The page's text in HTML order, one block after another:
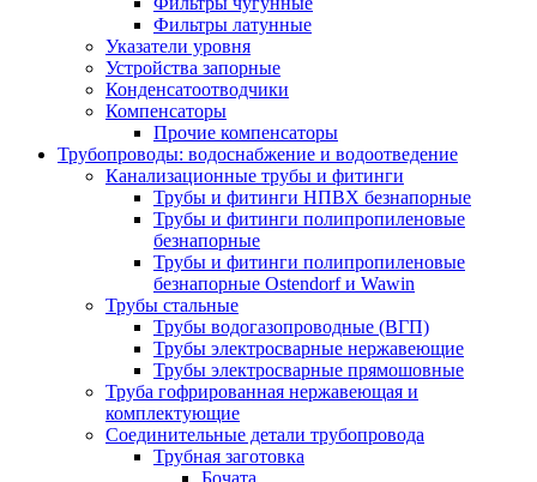
Фильтры латунные
Указатели уровня
Устройства запорные
Конденсатоотводчики
Компенсаторы
Прочие компенсаторы
Трубопроводы: водоснабжение и водоотведение
Канализационные трубы и фитинги
Трубы и фитинги НПВХ безнапорные
Трубы и фитинги полипропиленовые
безнапорные
Трубы и фитинги полипропиленовые
безнапорные Ostendorf и Wawin
Трубы стальные
Трубы водогазопроводные (ВГП)
Трубы электросварные нержавеющие
Трубы электросварные прямошовные
Труба гофрированная нержавеющая и
комплектующие
Соединительные детали трубопровода
Трубная заготовка
Бочата